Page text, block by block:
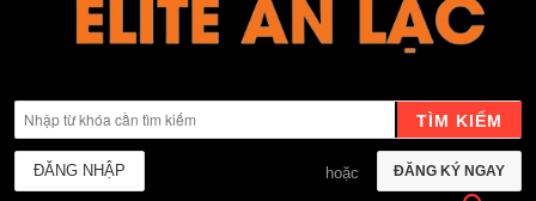
TÌM KIẾM
ĐĂNG KÝ NGAY
hoặc
ĐĂNG NHẬP